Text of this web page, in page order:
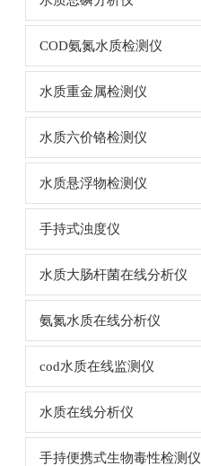
COD氨氮水质检测仪
水质重金属检测仪
水质六价铬检测仪
水质悬浮物检测仪
手持式浊度仪
水质大肠杆菌在线分析仪
氨氮水质在线分析仪
cod水质在线监测仪
水质在线分析仪
手持便携式生物毒性检测仪